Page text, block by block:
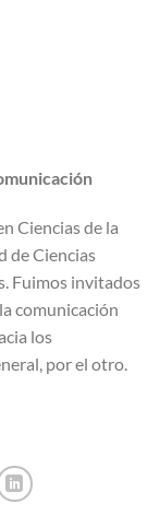
Ciencias de la
de Ciencias
Fuimos invitados
comunicación
los
por el otro.